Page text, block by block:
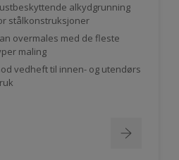
alkydgrunning
stålkonstruksjoner
overmales med de fleste
maling
vedheft til innen- og utendørs